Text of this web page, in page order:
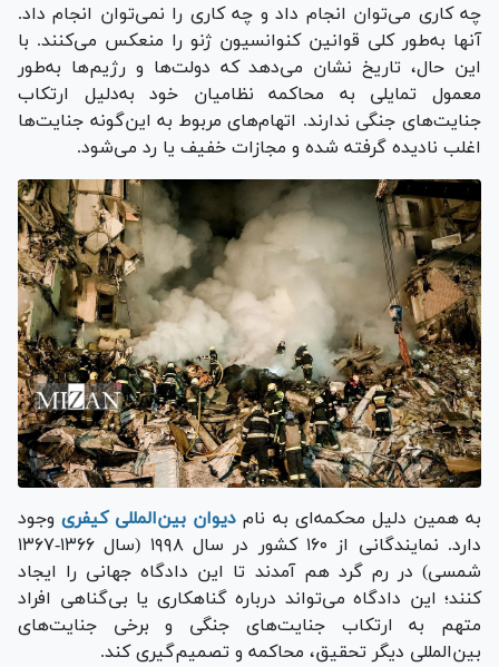
چه کاری می‌توان انجام داد و چه کاری را نمی‌توان انجام داد.
آنها به‌طور کلی قوانین کنوانسیون ژنو را منعکس می‌کنند. با
این حال، تاریخ نشان می‌دهد که دولت‌ها و رژیم‌ها به‌طور
معمول تمایلی به محاکمه نظامیان خود به‌دلیل ارتکاب
جنایت‌های جنگی ندارند. اتهام‌های مربوط به این‌گونه جنایت‌ها
اغلب نادیده گرفته شده و مجازات خفیف یا رد می‌شود.
به همین دلیل محکمه‌ای به نامدیوان بین‌المللی کیفریوجود
دارد. نمایندگانی از ۱۶۰ کشور در سال ۱۹۹۸ (سال ۱۳۶۶-۱۳۶۷
شمسی) در رم گرد هم آمدند تا این دادگاه جهانی را ایجاد
کنند؛ این دادگاه می‌تواند درباره گناهکاری یا بی‌گناهی افراد
متهم به ارتکاب جنایت‌های جنگی و برخی جنایت‌های
بین‌المللی دیگر تحقیق، محاکمه و تصمیم‌گیری کند.